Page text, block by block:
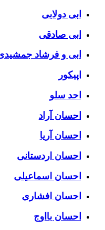
ابی دولابی
ابی صادقی
ابی و فرشاد
اپیکور
احد سلو
احسان آراد
احسان آریا
احسان اردستانی
احسان اسماعیلی
احسان افشاری
احسان بااوج